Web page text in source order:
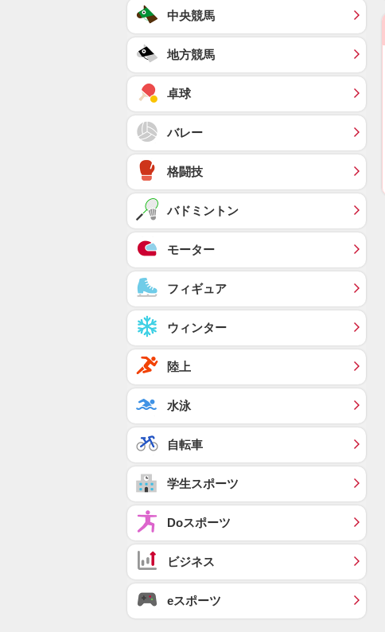
中央競馬
地方競馬
卓球
バレー
格闘技
バドミントン
モーター
フィギュア
ウィンター
陸上
水泳
自転車
学生スポーツ
Doスポーツ
ビジネス
eスポーツ